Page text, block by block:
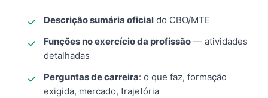
Descrição sumária oficial do CBO/MTE
Funções no exercício da profissão — atividades
detalhadas
Perguntas de carreira: o que faz, formação
exigida, mercado, trajetória